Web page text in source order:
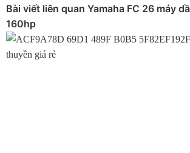
Bài viết liên quan Yamaha FC 26 máy
160hp